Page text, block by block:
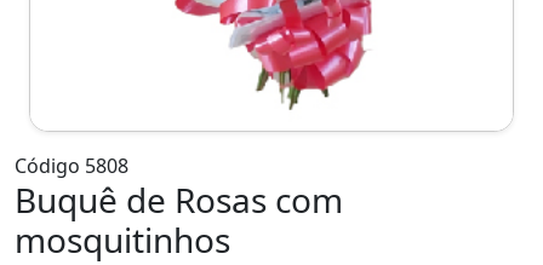
Código 5808
Buquê de Rosas com
mosquitinhos